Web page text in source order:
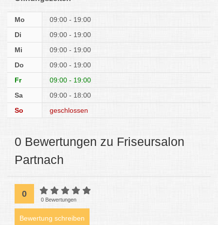
Mo
09:00 - 19:00
Di
09:00 - 19:00
Mi
09:00 - 19:00
Do
09:00 - 19:00
Fr
09:00 - 19:00
Sa
09:00 - 18:00
So
geschlossen
0 Bewertungen zu Friseursalon
Partnach
0
0 Bewertungen
Bewertung schreiben